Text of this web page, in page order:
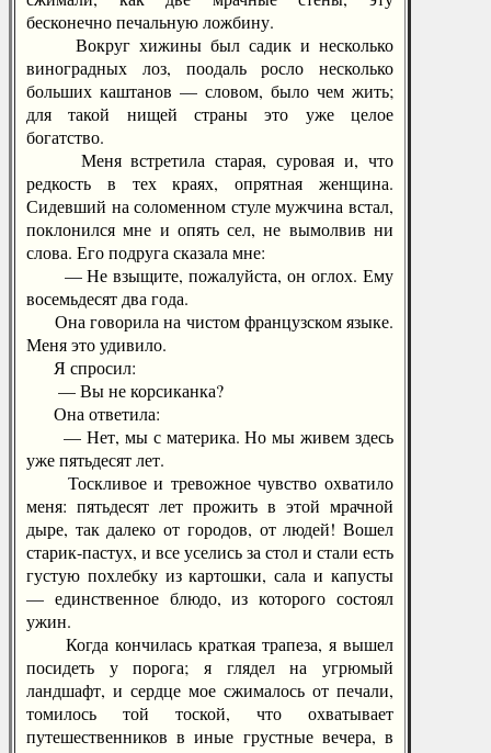
бесконечно печальную ложбину.
Вокруг хижины был садик и несколько
виноградных лоз, поодаль росло несколько
больших каштанов — словом, было чем жить;
для такой нищей страны это уже целое
богатство.
Меня встретила старая, суровая и, что
редкость в тех краях, опрятная женщина.
Сидевший на соломенном стуле мужчина встал,
поклонился мне и опять сел, не вымолвив ни
слова. Его подруга сказала мне:
— Не взыщите, пожалуйста, он оглох. Ему
восемьдесят два года.
Она говорила на чистом французском языке.
Меня это удивило.
Я спросил:
— Вы не корсиканка?
Она ответила:
— Нет, мы с материка. Но мы живем здесь
уже пятьдесят лет.
Тоскливое и тревожное чувство охватило
меня: пятьдесят лет прожить в этой мрачной
дыре, так далеко от городов, от людей! Вошел
старик-пастух, и все уселись за стол и стали есть
густую похлебку из картошки, сала и капусты
— единственное блюдо, из которого состоял
ужин.
Когда кончилась краткая трапеза, я вышел
посидеть у порога; я глядел на угрюмый
ландшафт, и сердце мое сжималось от печали,
томилось той тоской, что охватывает
путешественников в иные грустные вечера, в